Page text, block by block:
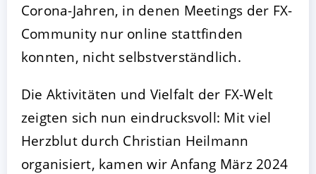
Corona-Jahren, in denen Meetings der FX-
Community nur online stattfinden
konnten, nicht selbstverständlich.
Die Aktivitäten und Vielfalt der FX-Welt
zeigten sich nun eindrucksvoll: Mit viel
Herzblut durch Christian Heilmann
organisiert, kamen wir Anfang März 2024
KONFIGURIEREN